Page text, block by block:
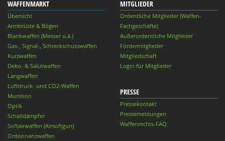
WAFFENMARKT
Übersicht
Armbrüste & Bögen
Blankwaffen (Messer u.ä.)
Gas-, Signal-, Schreckschusswaffen
Kurzwaffen
Deko- & Salutwaffen
Langwaffen
Luftdruck- und CO2-Waffen
Munition
Optik
Schalldämpfer
Softairwaffen (Airsoftgun)
Ordonnanzwaffen
MITGLIEDER
Ordentliche Mitglieder (Waffen-
Fachgeschäfte)
Außerordentliche Mitglieder
Fördermitglieder
Mitgliedschaft
Login für Mitglieder
PRESSE
Pressekontakt
Pressemeldungen
Waffenrechts-FAQ